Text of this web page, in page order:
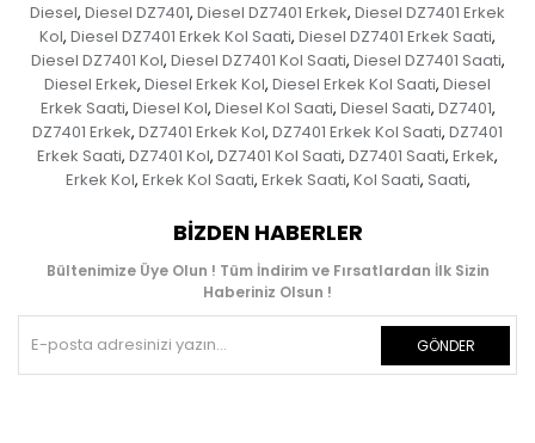
Diesel, Diesel DZ7401, Diesel DZ7401 Erkek, Diesel DZ7401 Erkek
Kol, Diesel DZ7401 Erkek Kol Saati, Diesel DZ7401 Erkek Saati,
Diesel DZ7401 Kol, Diesel DZ7401 Kol Saati, Diesel DZ7401 Saati,
Diesel Erkek, Diesel Erkek Kol, Diesel Erkek Kol Saati, Diesel
Erkek Saati, Diesel Kol, Diesel Kol Saati, Diesel Saati, DZ7401,
DZ7401 Erkek, DZ7401 Erkek Kol, DZ7401 Erkek Kol Saati, DZ7401
Erkek Saati, DZ7401 Kol, DZ7401 Kol Saati, DZ7401 Saati, Erkek,
Erkek Kol, Erkek Kol Saati, Erkek Saati, Kol Saati, Saati,
BIZDEN HABERLER
Bültenimize Üye Olun ! Tüm İndirim ve Fırsatlardan İlk Sizin
Haberiniz Olsun !
GÖNDER